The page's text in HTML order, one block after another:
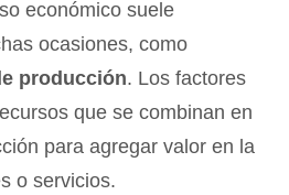
económico suele
ocasiones, como
producción. Los factores
que se combinan en
para agregar valor en la
o servicios.